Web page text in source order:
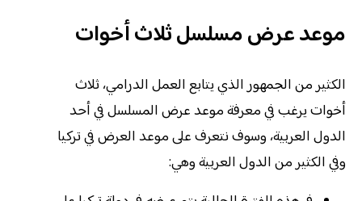
موعد عرض مسلسل ثلاث أخوات
الكثير من الجمهور الذي يتابع العمل الدرامي، ثلاث
أخوات يرغب في معرفة موعد عرض المسلسل في أحد
الدول العربية، وسوف نتعرف على موعد العرض في تركيا
وفي الكثير من الدول العربية وهي: